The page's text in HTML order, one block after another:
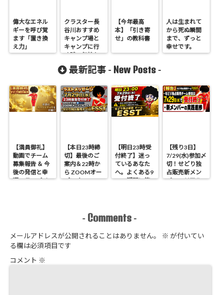
偉大なエネル
ギーを呼び覚
ます「置き換
え力」
クラスター長
谷川おすすめ
キャンプ場と
キャンプに行
く時の気持ち
【今年最高
本】「引き寄
せ」の教科書
人は生まれて
から死ぬ瞬間
まで、ずっと
幸せです。
最新記事 - New Posts -
【満員御礼】
動画でチーム
募集報告 ＆ 今
後の発信と幸
運のラッパイ
【本日23時締
切】最後のご
案内＆22時か
ら ZOOMオー
プンオフィス
【明日23時受
付終了】迷っ
ているあなた
へ。よくある9
つの疑問に答
【残り3日】
7/29(水)参加〆
切！せどり独
占販売新メン
バーのリアル
- Comments -
メールアドレスが公開されることはありません。 ※ が付いてい
る欄は必須項目です
コメント ※